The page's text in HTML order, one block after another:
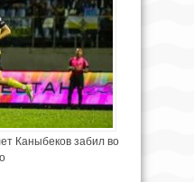
Каныбеков забил во